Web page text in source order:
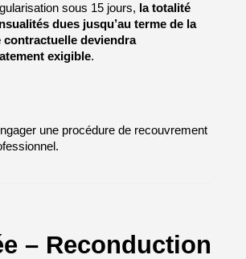
sous 15 jours, la totalité
dues jusqu’au terme de la
contractuelle deviendra
exigible.
une procédure de recouvrement
– Reconduction